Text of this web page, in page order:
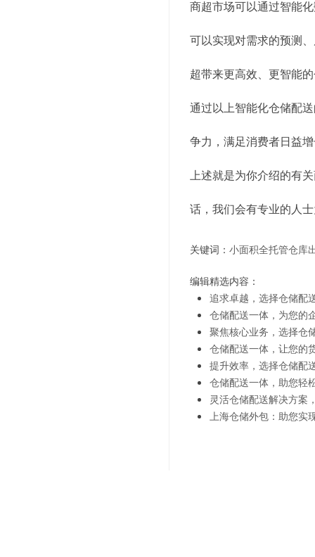
商超市场可以通过智能
可以实现对需求的预测
超带来更高效、更智能
通过以上智能化仓储配
争力，满足消费者日益
上述就是为你介绍的有
话，我们会有专业的人
关键词： 小面积全托管仓库
编辑精选内容：
追求卓越，选择仓储配
仓储配送一体，为您的
聚焦核心业务，选择仓
仓储配送一体，让您的
提升效率，选择仓储配
仓储配送一体，助您轻
灵活仓储配送解决方案
上海仓储外包：助您实